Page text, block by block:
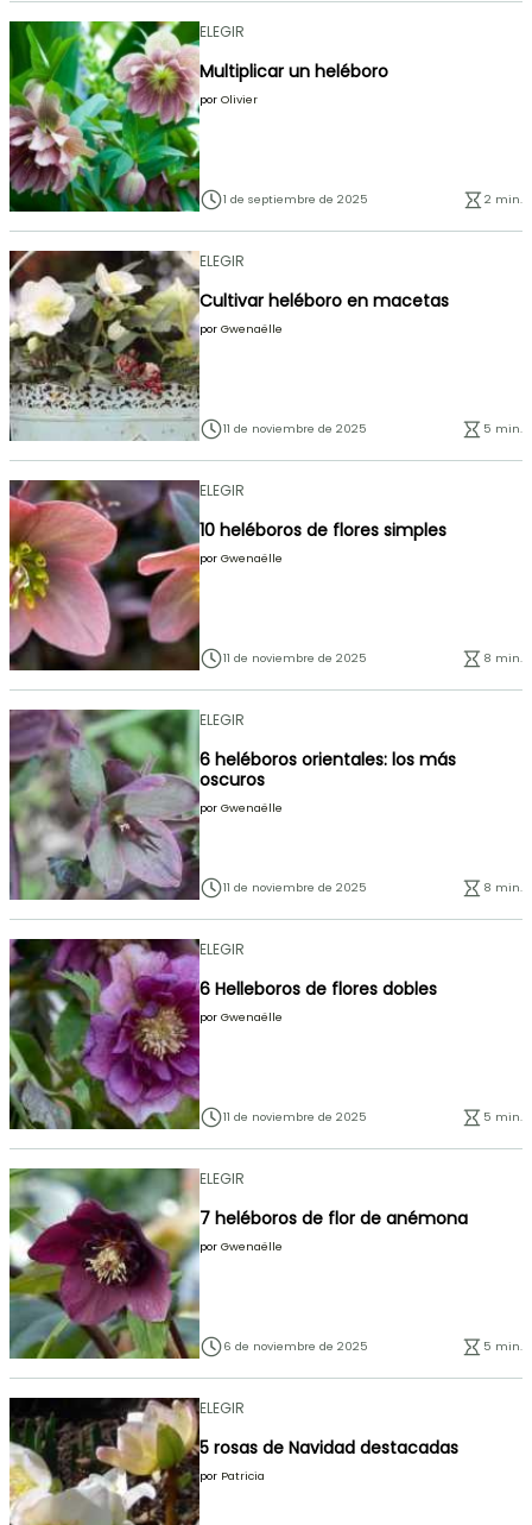
ELEGIR
Multiplicar un heléboro
por Olivier
1 de septiembre de 2025 2 min.
ELEGIR
Cultivar heléboro en macetas
por Gwenaëlle
11 de noviembre de 2025 5 min.
ELEGIR
10 heléboros de flores simples
por Gwenaëlle
11 de noviembre de 2025 8 min.
ELEGIR
6 heléboros orientales: los más
oscuros
por Gwenaëlle
11 de noviembre de 2025 8 min.
ELEGIR
6 Helleboros de flores dobles
por Gwenaëlle
11 de noviembre de 2025 5 min.
ELEGIR
7 heléboros de flor de anémona
por Gwenaëlle
6 de noviembre de 2025 5 min.
ELEGIR
5 rosas de Navidad destacadas
por Patricia